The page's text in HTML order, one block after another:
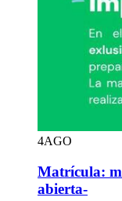
4AGO
Matrícula:
abierta-